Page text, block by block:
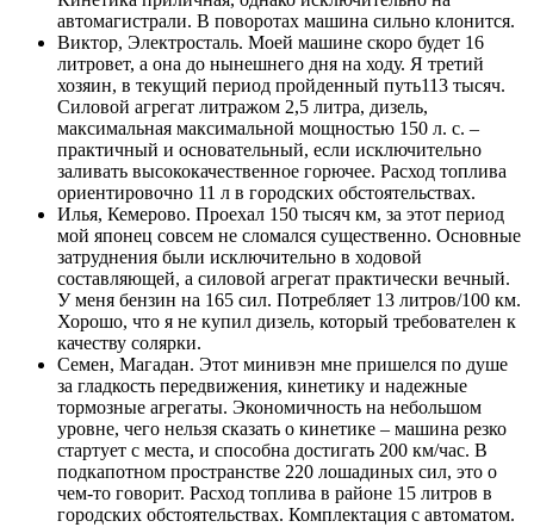
автомагистрали. В поворотах машина сильно клонится.
Виктор, Электросталь. Моей машине скоро будет 16
литровет, а она до нынешнего дня на ходу. Я третий
хозяин, в текущий период пройденный путь113 тысяч.
Силовой агрегат литражом 2,5 литра, дизель,
максимальная максимальной мощностью 150 л. с. –
практичный и основательный, если исключительно
заливать высококачественное горючее. Расход топлива
ориентировочно 11 л в городских обстоятельствах.
Илья, Кемерово. Проехал 150 тысяч км, за этот период
мой японец совсем не сломался существенно. Основные
затруднения были исключительно в ходовой
составляющей, а силовой агрегат практически вечный.
У меня бензин на 165 сил. Потребляет 13 литров/100 км.
Хорошо, что я не купил дизель, который требователен к
качеству солярки.
Семен, Магадан. Этот минивэн мне пришелся по душе
за гладкость передвижения, кинетику и надежные
тормозные агрегаты. Экономичность на небольшом
уровне, чего нельзя сказать о кинетике – машина резко
стартует с места, и способна достигать 200 км/час. В
подкапотном пространстве 220 лошадиных сил, это о
чем-то говорит. Расход топлива в районе 15 литров в
городских обстоятельствах. Комплектация с автоматом.